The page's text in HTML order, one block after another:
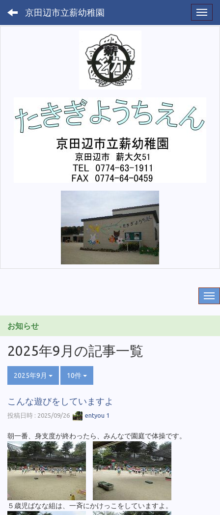
京田辺市立薪幼稚園
お知らせ
2025年9月の記事一覧
2025年9月 10件
こんな遊びをしていますよ
投稿日時 : 2025/09/26 entyou 1
朝一番、身支度が終わったら、みんなで園庭で体操です。
５歳児ばなな組は、一斉にかけっこをしていますよ。